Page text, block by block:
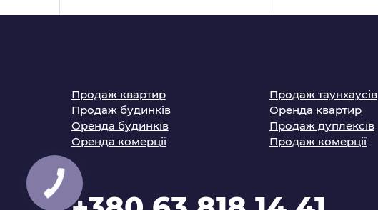
Продаж квартир
Продаж таунхаусів
Продаж будинків
Оренда квартир
Оренда будинків
Продаж дуплексів
Оренда комерції
Продаж комерції